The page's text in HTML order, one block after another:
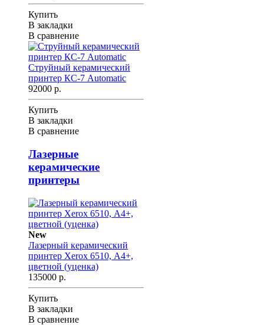
Купить
В закладки
В сравнение
Струйный керамический
принтер КС-7 Automatic
92000 р.
Купить
В закладки
В сравнение
Лазерные
керамические
принтеры
New
Лазерный керамический
принтер Xerox 6510, А4+,
цветной (уценка)
135000 р.
Купить
В закладки
В сравнение